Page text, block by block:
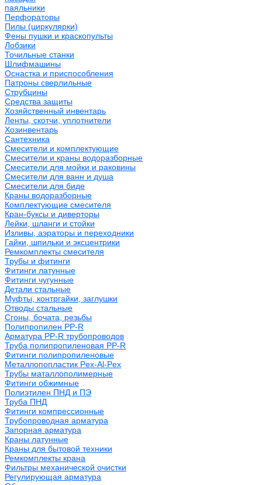
паяльники
Перфораторы
Пилы (циркулярки)
Фены пушки и краскопульты
Лобзики
Точильные станки
Шлифмашины
Оснастка и приспособления
Патроны сверлильные
Струбцины
Средства защиты
Хозяйственный инвентарь
Ленты, скотчи, уплотнители
Хозинвентарь
Сантехника
Смесители и комплектующие
Смесители и краны водоразборные
Смесители для мойки и раковины
Смесители для ванн и душа
Смесители для биде
Краны водоразборные
Комплектующие смесителя
Кран-буксы и диверторы
Лейки, шланги и стойки
Изливы, аэраторы и переходники
Гайки, шпильки и эксцентрики
Ремкомплекты смесителя
Трубы и фитинги
Фитинги латунные
Фитинги чугунные
Детали стальные
Муфты, контргайки, заглушки
Отводы стальные
Сгоны, бочата, резьбы
Полипропилен PP-R
Арматура PP-R трубопроводов
Труба полипропиленовая PP-R
Фитинги полипропиленовые
Металлопопластик Pex-Al-Pex
Трубы маталлополимерные
Фитинги обжимные
Полиэтилен ПНД и ПЭ
Труба ПНД
Фитинги компрессионные
Трубопроводная арматура
Запорная арматура
Краны латунные
Краны для бытовой техники
Ремкомплекты крана
Фильтры механической очистки
Регулирующая арматура